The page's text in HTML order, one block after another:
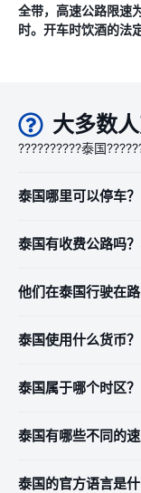
全带，高速公路限速
时。开车时饮酒的法
大多数
??????????泰国
泰国哪里可以停车？
泰国有收费公路吗
他们在泰国行驶在路
泰国使用什么货币？
泰国属于哪个时区？
泰国有哪些不同的速
泰国的官方语言是什